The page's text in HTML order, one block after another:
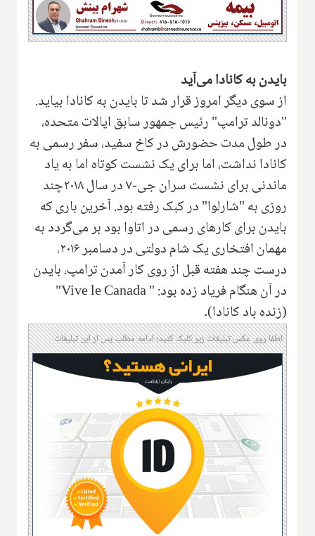
بایدن به کانادا می‌آید
از سوی دیگر امروز قرار شد تا بایدن به کانادا بیاید.
"دونالد ترامپ" رئیس جمهور سابق ایالات متحده،
در طول مدت حضورش در کاخ سفید، سفر رسمی به
کانادا نداشت، اما برای یک نشست کوتاه اما به یاد
ماندنی برای نشست سران جی-۷ در سال ۲۰۱۸چند
روزی به "شارلوا" در کبک رفته بود. آخرین باری که
بایدن برای کارهای رسمی در اتاوا بود بر می‌گردد به
مهمان افتخاری یک شام دولتی در دسامبر ۲۰۱۶،
درست چند هفته قبل از روی کار آمدن ترامپ، بایدن
در آن هنگام فریاد زده بود: "Vive le Canada
"
(زنده باد کانادا).
لطفا روی عکس تبلیغات زیر کلیک کنید؛ ادامه مطلب پس از این تبلیغات